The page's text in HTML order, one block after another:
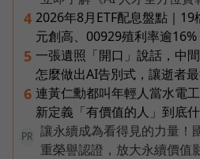
4 2026年8月ETF配息盤點｜
元創高、00929殖利率逾16%
5 一張遺照「開口」說話，中
怎麼做出AI告別式，讓逝者
6 連黃仁勳都叫年輕人當水電
新定義「有價值的人」到底
PR
讓永續成為看得見的力量！
重榮譽認證，放大永續價值